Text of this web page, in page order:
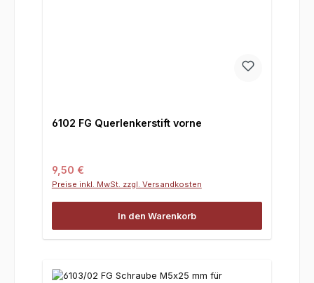
6102 FG Querlenkerstift vorne
Regulärer Preis:
9,50 €
Preise inkl. MwSt. zzgl. Versandkosten
In den Warenkorb